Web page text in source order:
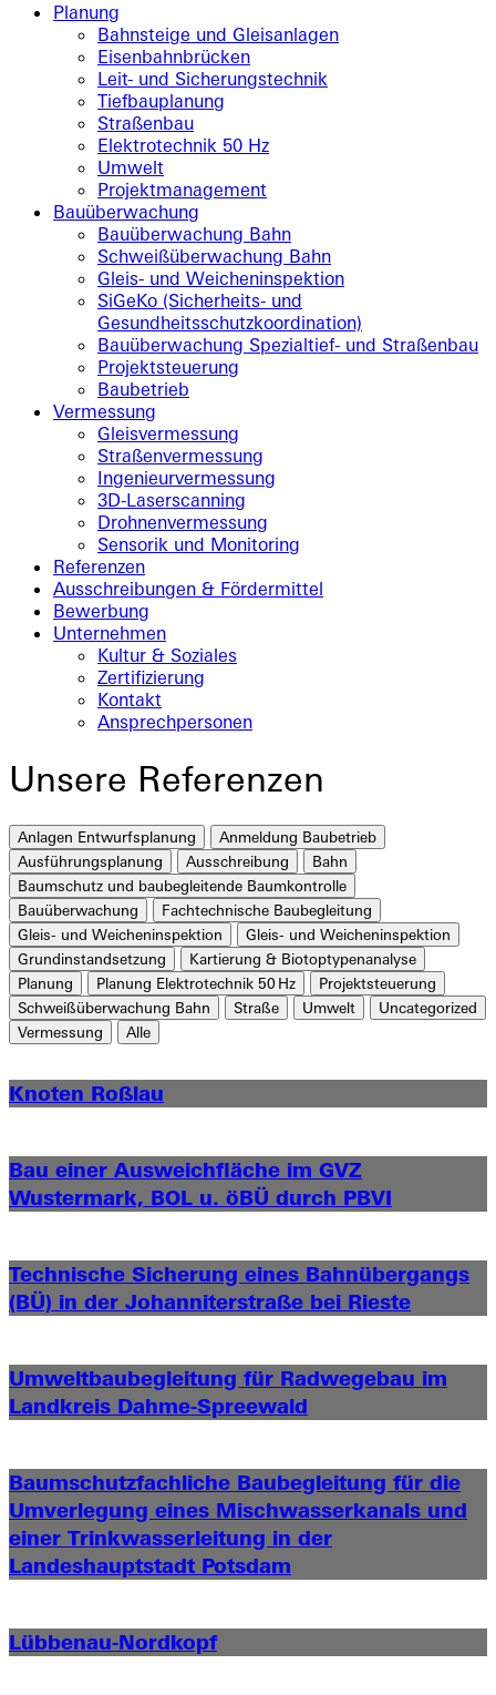
Planung
Bahnsteige und Gleisanlagen
Eisenbahnbrücken
Leit- und Sicherungstechnik
Tiefbauplanung
Straßenbau
Elektrotechnik 50 Hz
Umwelt
Projektmanagement
Bauüberwachung
Bauüberwachung Bahn
Schweißüberwachung Bahn
Gleis- und Weicheninspektion
SiGeKo (Sicherheits- und
Gesundheitsschutzkoordination)
Bauüberwachung Spezialtief- und Straßenbau
Projektsteuerung
Baubetrieb
Vermessung
Gleisvermessung
Straßenvermessung
Ingenieurvermessung
3D-Laserscanning
Drohnenvermessung
Sensorik und Monitoring
Referenzen
Ausschreibungen & Fördermittel
Bewerbung
Unternehmen
Kultur & Soziales
Zertifizierung
Kontakt
Ansprechpersonen
Unsere Referenzen
Anlagen Entwurfsplanung
Anmeldung Baubetrieb
Ausführungsplanung
Ausschreibung
Bahn
Baumschutz und baubegleitende Baumkontrolle
Bauüberwachung
Fachtechnische Baubegleitung
Gleis- und Weicheninspektion
Gleis- und Weicheninspektion
Grundinstandsetzung
Kartierung & Biotoptypenanalyse
Planung
Planung Elektrotechnik 50 Hz
Projektsteuerung
Schweißüberwachung Bahn
Straße Umwelt
Uncategorized
Vermessung
Alle
Knoten Roßlau
Bau einer Ausweichfläche im GVZ
Wustermark, BOL u. öBÜ durch PBVI
Technische Sicherung eines Bahnübergangs
(BÜ) in der Johanniterstraße bei Rieste
Umweltbaubegleitung für Radwegebau im
Landkreis Dahme-Spreewald
Baumschutzfachliche Baubegleitung für die
Umverlegung eines Mischwasserkanals und
einer Trinkwasserleitung in der
Landeshauptstadt Potsdam
Lübbenau-Nordkopf